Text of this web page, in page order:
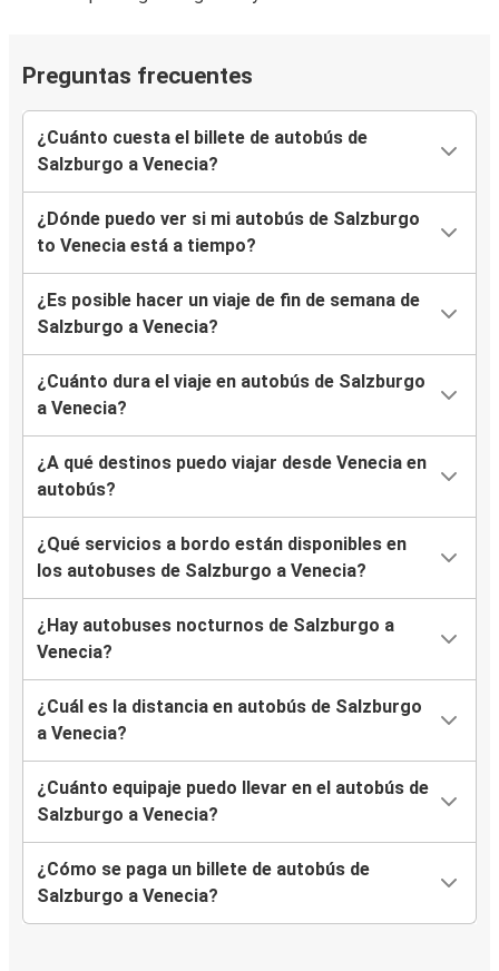
Preguntas frecuentes
¿Cuánto cuesta el billete de autobús de
Salzburgo a Venecia?
¿Dónde puedo ver si mi autobús de Salzburgo
to Venecia está a tiempo?
¿Es posible hacer un viaje de fin de semana de
Salzburgo a Venecia?
¿Cuánto dura el viaje en autobús de Salzburgo
a Venecia?
¿A qué destinos puedo viajar desde Venecia en
autobús?
¿Qué servicios a bordo están disponibles en
los autobuses de Salzburgo a Venecia?
¿Hay autobuses nocturnos de Salzburgo a
Venecia?
¿Cuál es la distancia en autobús de Salzburgo
a Venecia?
¿Cuánto equipaje puedo llevar en el autobús de
Salzburgo a Venecia?
¿Cómo se paga un billete de autobús de
Salzburgo a Venecia?